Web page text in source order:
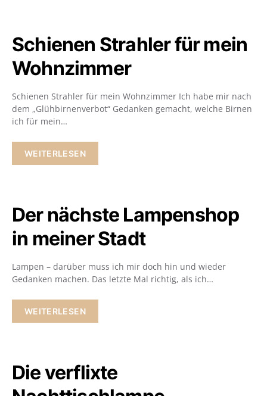
Schienen Strahler für mein
Wohnzimmer
Schienen Strahler für mein Wohnzimmer Ich habe mir nach
dem „Glühbirnenverbot“ Gedanken gemacht, welche Birnen
ich für mein…
WEITERLESEN
Der nächste Lampenshop
in meiner Stadt
Lampen – darüber muss ich mir doch hin und wieder
Gedanken machen. Das letzte Mal richtig, als ich…
WEITERLESEN
Die verflixte